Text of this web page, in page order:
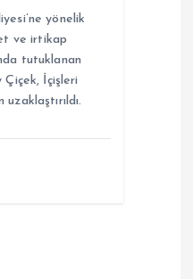
yönelik
ve irtikap
tutuklanan
Çiçek, İçişleri
uzaklaştırıldı.